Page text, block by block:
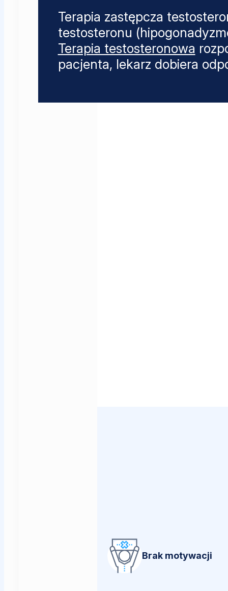
Terapia zastępcza
testosteronu
Terapia testosteronowa
pacjenta, lekarz dobiera
Brak motywacji